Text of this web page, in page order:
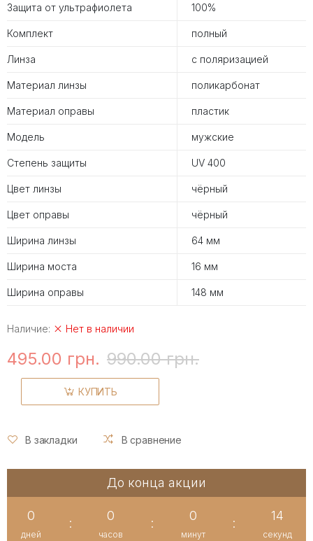
Защита от ультрафиолета 100%
Комплект полный
Линза с поляризацией
Материал линзы поликарбонат
Материал оправы пластик
Модель мужские
Степень защиты UV 400
Цвет линзы чёрный
Цвет оправы чёрный
Ширина линзы 64 мм
Ширина моста 16 мм
Ширина оправы 148 мм
Наличие: Нет в наличии
495.00 грн. 990.00 грн.
КУПИТЬ
В закладки В сравнение
До конца акции
0
дней
:
0
часов
:
0
минут
:
14
секунд